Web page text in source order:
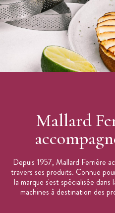
Mallard
Depuis 1957, Mallard Ferrière
travers ses produits. Connue
la marque s'est spécialisée
machines à destination des